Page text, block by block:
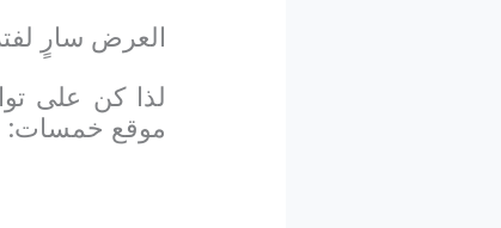
العرض سارٍ
لذا كن على
موقع خمسات: